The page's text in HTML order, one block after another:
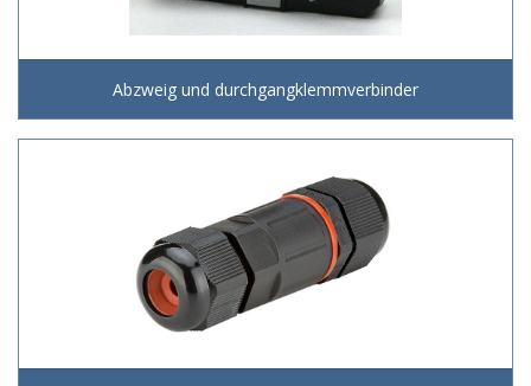
Abzweig und durchgangklemmverbinder